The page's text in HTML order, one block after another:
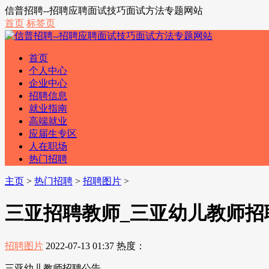
信普招聘--招聘应聘面试技巧面试方法专题网站
首页 标签页
首页
个人中心
企业中心
招聘信息
就业指南
高端就业
应届生专区
人在职场
热门招聘
主页 > 热门招聘 > 招聘图片 >
三亚招聘教师_三亚幼儿教师
招聘图片 2022-07-13 01:37 热度：